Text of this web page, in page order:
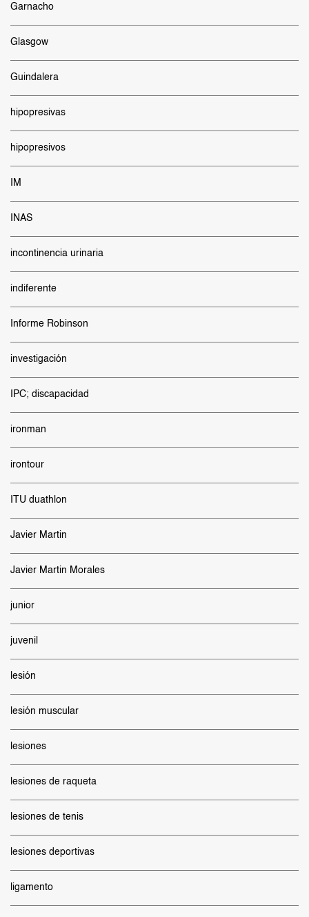
Garnacho
Glasgow
Guindalera
hipopresivas
hipopresivos
IM
INAS
incontinencia urinaria
indiferente
Informe Robinson
investigación
IPC; discapacidad
ironman
irontour
ITU duathlon
Javier Martin
Javier Martin Morales
junior
juvenil
lesión
lesión muscular
lesiones
lesiones de raqueta
lesiones de tenis
lesiones deportivas
ligamento